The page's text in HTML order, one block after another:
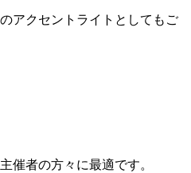
アクセントライトとしてもご
催者の方々に最適です。